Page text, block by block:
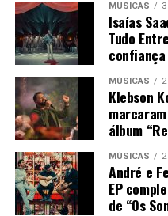
MÚSICAS
Isaías
Tudo
MÚSICAS
Klebson
álbum
MÚSICAS
André e
EP
de “Os